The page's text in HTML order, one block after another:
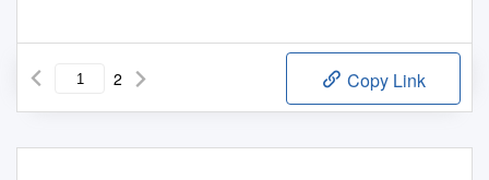
2 Copy Link